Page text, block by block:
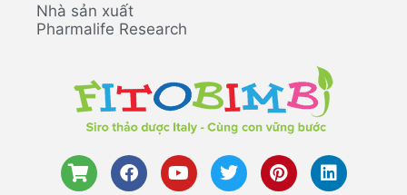
Nhà sản xuất
Pharmalife Research